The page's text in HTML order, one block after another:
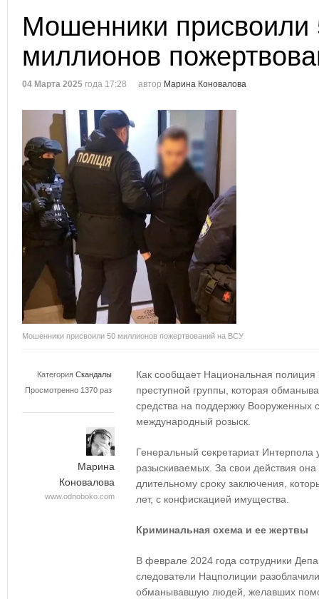
Мошенники присвоили
миллионов
04 Марта 2025 года 17:28 автор Марина Коновалова
Мошенники присвоили 50 миллионов пожертвований на ВСУ
Категория Скандалы
Просмотренно 1370 раз
Марина
Коновалова
www.odnoboko.com
Как сообщает Национальная полиция
преступной группы, которая
средства на поддержку Вооруженных
международный розыск.
Генеральный секретариат Интерпола
разыскиваемых. За свои действия
длительному сроку заключения,
лет, с конфискацией имущества.
Криминальная схема и ее жертвы
В феврале 2024 года сотрудники
следователи Нацполиции
обманывавшую людей, желавших